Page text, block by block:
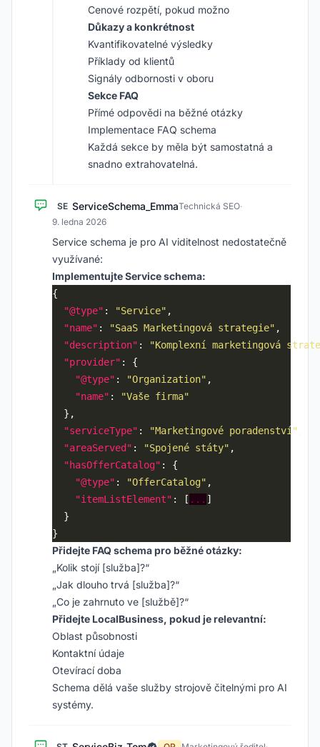
Cenové rozpětí, pokud možno
Důkazy a konkrétnost
Kvantifikovatelné výsledky
Příklady od klientů
Signály odbornosti v oboru
Sekce FAQ
Přímé odpovědi na běžné otázky
Implementace FAQ schema
Každá sekce by měla být samostatná a
snadno extrahovatelná.
SE ServiceSchema_EmmaTechnická SEO·
9. ledna 2026
Service schema je pro AI viditelnost nedostatečně
využívané:
Implementujte Service schema:
"@type" : "Service"
"name" : "SaaS Marketingová strategie"
"description" :
"Komplexní marketingová
"provider"
"@type" : "Organization"
"name" :
"Vaše firma"
"serviceType" : "Marketingové poradenství"
"areaServed" : "Spojené státy"
"hasOfferCatalog"
"@type" : "OfferCatalog"
"itemListElement" : [ ...
Přidejte FAQ schema pro běžné otázky:
„Kolik stojí [služba]?“
„Jak dlouho trvá [služba]?“
„Co je zahrnuto ve [službě]?“
Přidejte LocalBusiness, pokud je relevantní:
Oblast působnosti
Kontaktní údaje
Otevírací doba
Schema dělá vaše služby strojově čitelnými pro AI
systémy.